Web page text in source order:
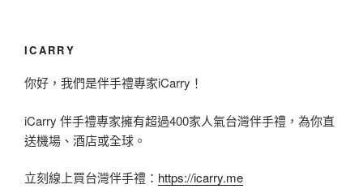
ICARRY
你好，我們是伴手禮專家iCarry！
iCarry 伴手禮專家擁有超過400家人氣台灣伴手禮，為你直
送機場、酒店或全球。
立刻線上買台灣伴手禮： https://icarry.me